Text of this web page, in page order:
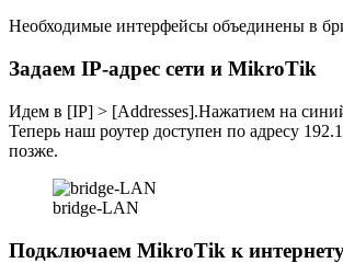
Необходимые интерфейсы объединены в
Задаем IP-адрес сети и MikroTik
Идем в [IP] > [Addresses].Нажатием на
Теперь наш роутер доступен по адресу
позже.
bridge-LAN
Подключаем MikroTik к